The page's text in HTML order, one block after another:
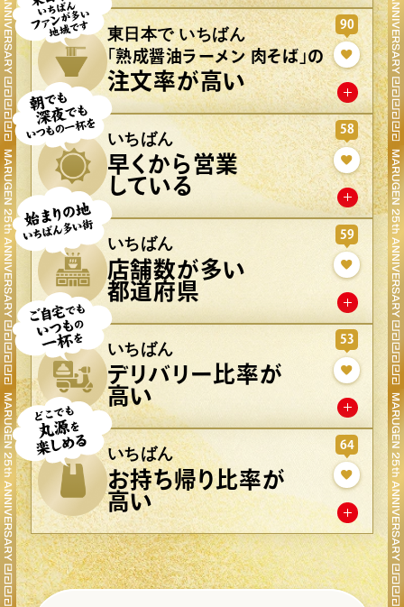
東日本で いちばん
「熟成醤油ラーメン 肉そば」の
注文率が高い
90
いちばん
早くから営業
している
58
いちばん
店舗数が多い
都道府県
59
いちばん
デリバリー比率が
高い
53
いちばん
お持ち帰り比率が
高い
64